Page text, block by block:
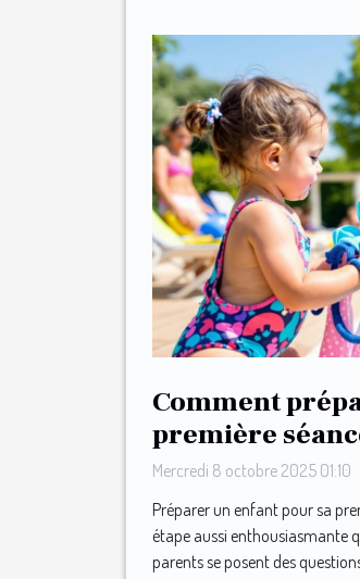
Comment
première
Mercredi 8 octobre 2025 01:10
Préparer un enfant pour sa
étape aussi enthousiasmante
parents se posent des